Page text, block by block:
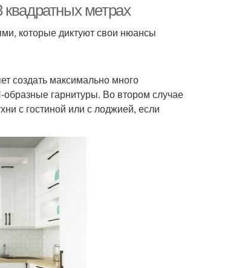
метрах
которые диктуют свои нюансы
создать максимально много
образные гарнитуры. Во втором случае
с гостиной или с лоджией, если